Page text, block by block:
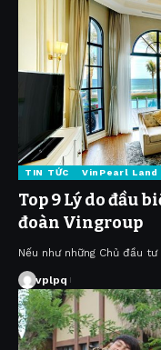
TIN TỨC VinPearl Land
Top 9 Lý do đầu
đoàn Vingroup
Nếu như những Chủ đầu
vplpq